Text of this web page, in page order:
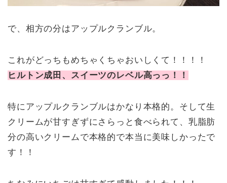
で、相方の分はアップルクランブル。
これがどっちもめちゃくちゃおいしくて！！！！
ヒルトン成田、スイーツのレベル高っっ！！
特にアップルクランブルはかなり本格的。そして生
クリームが甘すぎずにさらっと食べられて、乳脂肪
分の高いクリームで本格的で本当に美味しかったで
す！！